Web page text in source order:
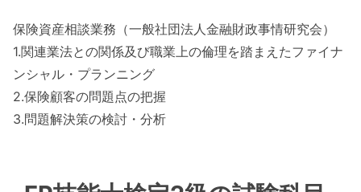
保険資産相談業務（一般社団法人金融財政事情研究会）
1.関連業法との関係及び職業上の倫理を踏まえたファイナ
ンシャル・プランニング
2.保険顧客の問題点の把握
3.問題解決策の検討・分析